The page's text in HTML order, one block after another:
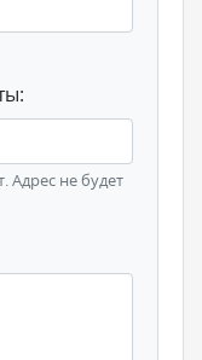
Адрес не будет